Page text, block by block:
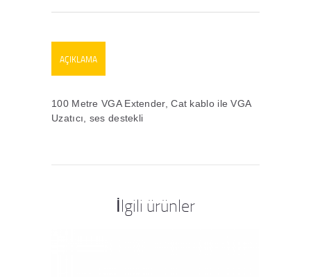
AÇIKLAMA
100 Metre VGA Extender, Cat kablo ile VGA
Uzatıcı, ses destekli
İlgili ürünler